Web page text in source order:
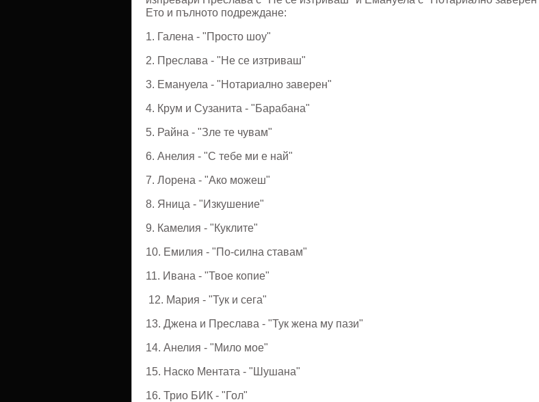
Ето и пълното подреждане:
1. Галена - "Просто шоу"
2. Преслава - "Не се изтриваш"
3. Емануела - "Нотариално заверен"
4. Крум и Сузанита - "Барабана"
5. Райна - "Зле те чувам"
6. Анелия - "С тебе ми е най"
7. Лорена - "Ако можеш"
8. Яница - "Изкушение"
9. Камелия - "Куклите"
10. Емилия - "По-силна ставам"
11. Ивана - "Твое копие"
12. Мария - "Тук и сега"
13. Джена и Преслава - "Тук жена му пази"
14. Анелия - "Мило мое"
15. Наско Ментата - "Шушана"
16. Трио БИК - "Гол"